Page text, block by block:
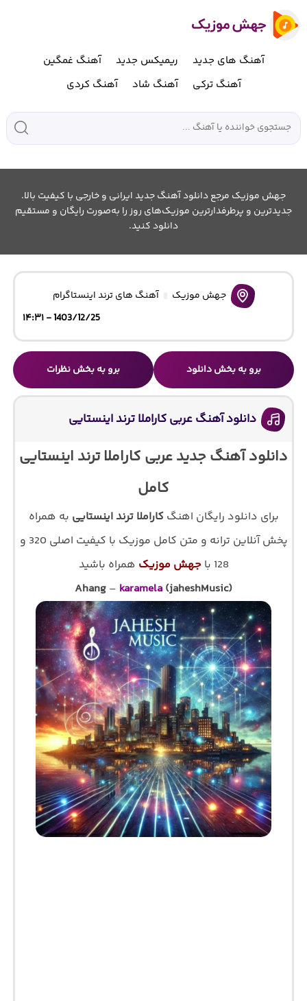
آهنگ های جدید ریمیکس جدید
آهنگ غمگین
آهنگ ترکی
آهنگ شاد آهنگ کردی
جهش موزیک مرجع دانلود آهنگ جدید ایرانی و خارجی با کیفیت بالا.
جدیدترین و پرطرفدارترین موزیک‌های روز را به‌صورت رایگان و مستقیم
دانلود کنید.
جهش موزیک
آهنگ های ترند اینستاگرام
1403/12/25 - ۱۴:۳۱
برو به بخش دانلود برو به بخش نظرات
دانلود آهنگ عربی کاراملا ترند اینستایی
دانلود آهنگ جدید عربی کاراملا ترند اینستایی
کامل
برای دانلود رایگان اهنگکاراملا ترند اینستایی به همراه
پخش آنلاین ترانه و متن کامل موزیک با کیفیت اصلی 320 و
128 با
جهش موزیک همراه باشید
Ahang – karamela (jaheshMusic)